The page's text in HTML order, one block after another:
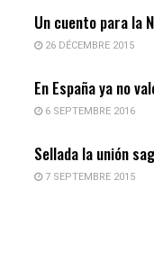
Un cuento para la
26 DÉCEMBRE 2015
En España ya no
6 SEPTEMBRE 2016
Sellada la unión
7 SEPTEMBRE 2015